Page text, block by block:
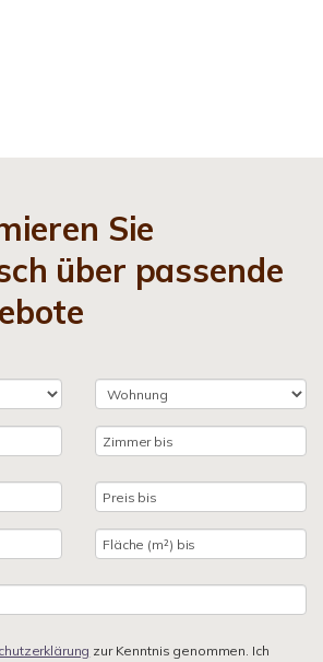
Sie
über passende
zur Kenntnis genommen. Ich